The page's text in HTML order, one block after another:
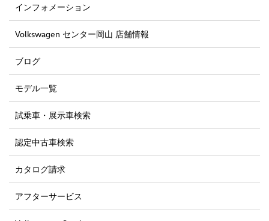
インフォメーション
Volkswagen センター岡山 店舗情報
ブログ
モデル一覧
試乗車・展示車検索
認定中古車検索
カタログ請求
アフターサービス